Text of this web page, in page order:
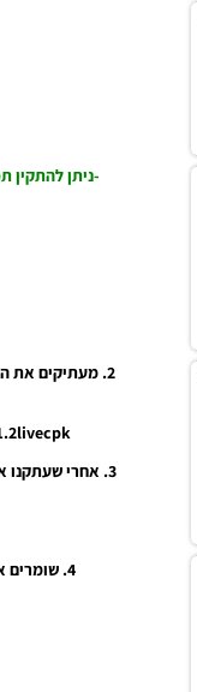
-ניתן להתקין
2. מעתיקים את התיקייה “Menu” ומדביקים בתיקייה “livecpk” שנמצא בתיקייה הרשית של התוכנה Sider.
4. שומרים את המסמך ואז נכנסים לקובץ “sider” (יישום) שישאר פתוח, תוך כדי נכנסים למשחק.